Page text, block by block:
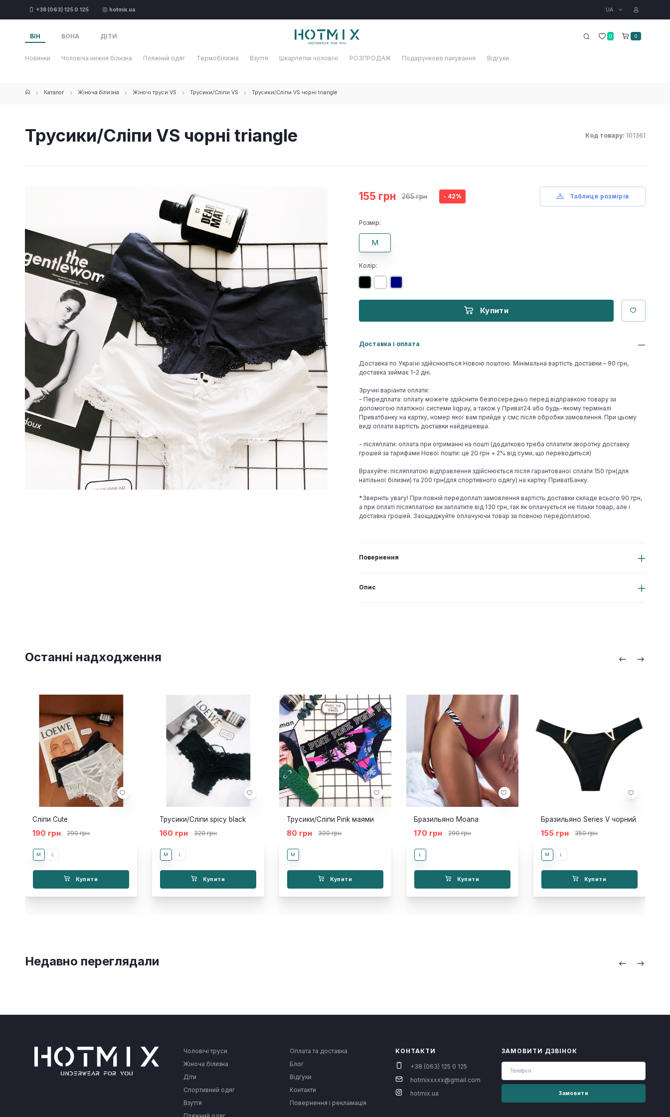
+38 (063) 125 0 125 hotmix.ua UA
ВІН ВОНА ДІТИ 0 0
Новинки Чоловіча нижня білизна Пляжний одяг Термобілизна Взуття Шкарпетки чоловічі РОЗПРОДАЖ Подарункове пакування Відгуки
Каталог Жіноча білизна Жіночі труси VS Трусики/Сліпи VS Трусики/Сліпи VS чорні triangle
Трусики/Сліпи VS чорні triangle Код товару: 101361
155 грн 265 грн - 42% Таблиця розмірів
Розмір:
M
Колір:
Купити
Доставка і оплата
Доставка по Україні здійснюється Новою поштою. Мінімальна вартість доставки – 90 грн,
доставка займає 1-2 дні.
Зручні варіанти оплати:
- Передплата: оплату можете здійснити безпосередньо перед відправкою товару за
допомогою платіжної системи liqpay, а також у Приват24 або будь-якому терміналі
Приватбанку на картку, номер якої вам прийде у смс після обробки замовлення. При цьому
виді оплати вартість доставки найдешевша.
- післяплати: оплата при отриманні на пошті (додатково треба сплатити зворотну доставку
грошей за тарифами Нової пошти: це 20 грн + 2% від суми, що переводиться)
Врахуйте: післяплатою відправлення здійснюється після гарантованої сплати 150 грн(для
натільної білизни) та 200 грн(для спортивного одягу) на картку ПриватБанку.
*Зверніть увагу! При повній передоплаті замовлення вартість доставки складе всього 90 грн,
а при оплаті післяплатою ви заплатите від 130 грн, так як оплачується не тільки товар, але і
доставка грошей. Заощаджуйте оплачуючи товар за повною передоплатою.
Повернення
Опис
Останні надходження
Сліпи Cute
190 грн 290 грн
M L
Купити
Трусики/Сліпи spicy black
160 грн 320 грн
M L
Купити
Трусики/Сліпи Pink маями
80 грн 300 грн
M
Купити
Бразильяно Moana
170 грн 290 грн
L
Купити
Бразильяно Series V чорний
155 грн 350 грн
M L
Купити
Недавно переглядали
Чоловічі труси
Жіноча білизна
Діти
Спортивний одяг
Взуття
Оплата та доставка
Блог
Відгуки
Контакти
Повернення і рекламація
КОНТАКТИ
+38 (063) 125 0 125
hotmixxxxx@gmail.com
hotmix.ua
ЗАМОВИТИ ДЗВІНОК
Замовити